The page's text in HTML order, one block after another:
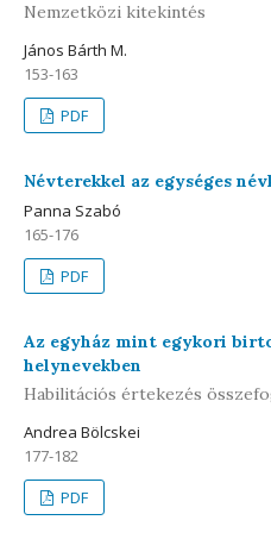
Nemzetközi kitekintés
János Bárth M.
153-163
PDF
Névterekkel az egységes
Panna Szabó
165-176
PDF
Az egyház mint egykori
helynevekben
Habilitációs értekezés
Andrea Bölcskei
177-182
PDF